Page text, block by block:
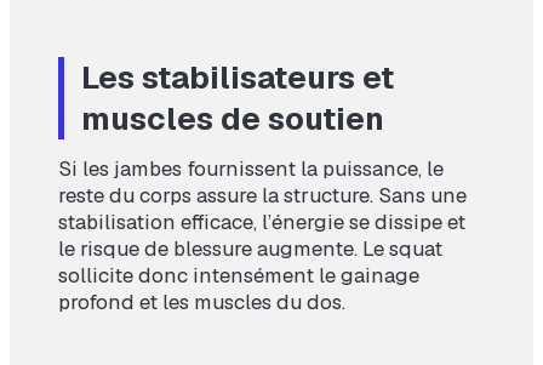
Les stabilisateurs et
muscles de soutien
Si les jambes fournissent la puissance, le
reste du corps assure la structure. Sans une
stabilisation efficace, l’énergie se dissipe et
le risque de blessure augmente. Le squat
sollicite donc intensément le gainage
profond et les muscles du dos.